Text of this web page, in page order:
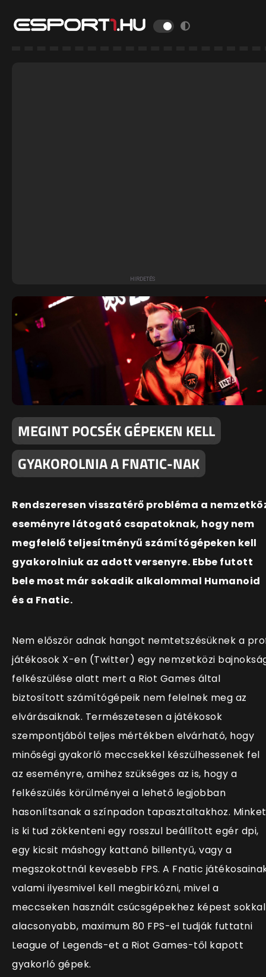
MEGINT POCSÉK GÉPEKEN KELL
GYAKOROLNIA A FNATIC-NAK
Rendszeresen visszatérő probléma a
eseményre látogató csapatoknak, hogy nem
megfelelő teljesítményű számítógépeken kell
gyakorolniuk az adott versenyre. Ebbe futott
bele most már sokadik alkalommal Humanoid
és a Fnatic.
Nem először adnak hangot nemtetszésüknek a
játékosok X-en (Twitter) egy nemzetközi
felkészülése alatt mert a Riot Games által
biztosított számítógépeik nem felelnek meg az
elvárásaiknak. Természetesen a játékosok
szempontjából teljes mértékben elvárható, hogy
minőségi gyakorló meccsekkel készülhessenek fel
az eseményre, amihez szükséges az is, hogy a
felkészülés körülményei a lehető legjobban
hasonlítsanak a színpadon tapasztaltakhoz. Minket
is ki tud zökkenteni egy rosszul beállított egér dpi,
egy kicsit máshogy kattanó billentyű, vagy a
megszokottnál kevesebb FPS. A Fnatic
valami ilyesmivel kell megbirkózni, mivel a
meccseken használt csúcsgépekhez képest sokkal
alacsonyabb, maximum 80 FPS-el tudják futtatni
League of Legends-et a Riot Games-től kapott
gyakorló gépek.